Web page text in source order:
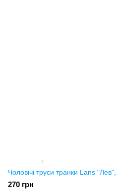
1
Чоловічі труси транки Lans
270 грн